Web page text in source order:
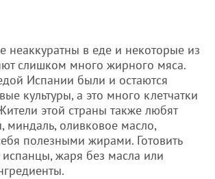
неаккуратны в еде и некоторые из
слишком много жирного мяса.
Испании были и остаются
культуры, а это много клетчатки
этой страны также любят
миндаль, оливковое масло,
полезными жирами. Готовить
жаря без масла или